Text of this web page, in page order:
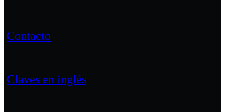
Contacto
Claves en inglés